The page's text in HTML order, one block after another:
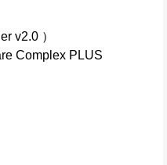
v2.0 ）
Complex PLUS